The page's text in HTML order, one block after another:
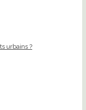
urbains ?